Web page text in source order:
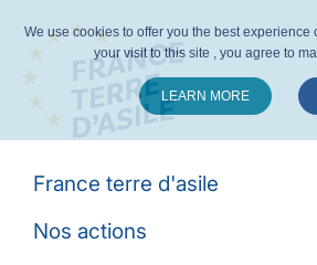
France terre d'asile
Nos actions
We use cookies to offer you the best experience
your visit to this site , you agree to
LEARN MORE